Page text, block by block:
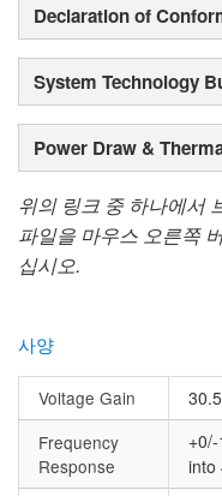
Declaration of
System Technology
Power Draw &
위의 링크 중 하나에서
파일을 마우스 오른쪽
십시오.
사양
Voltage Gain
Frequency
Response
into